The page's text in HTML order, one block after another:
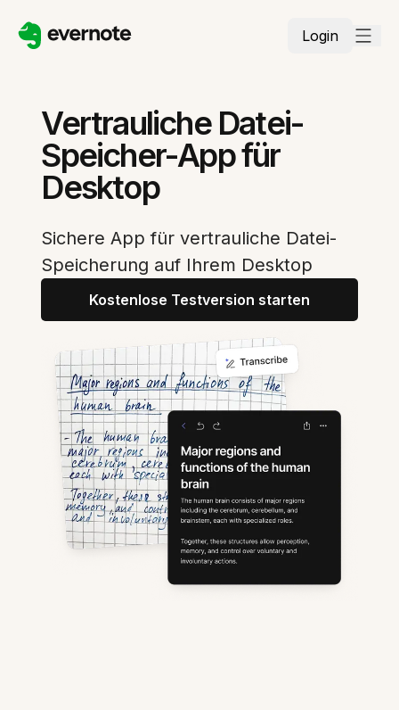
Login
Vertrauliche Datei-
Speicher-App für
Desktop
Sichere App für vertrauliche Datei-
Speicherung auf Ihrem Desktop
Kostenlose Testversion starten